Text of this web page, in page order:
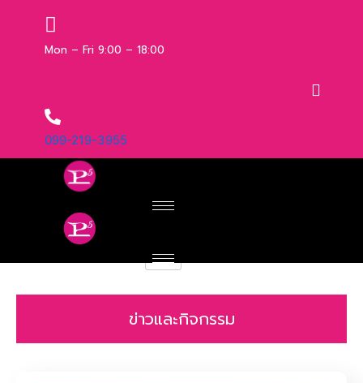
Mon – Fri 9:00 – 18:00
099-219-3955
ข่าวและกิจกรรม